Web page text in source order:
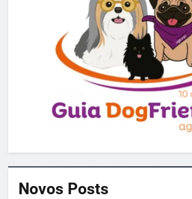
Novos Posts